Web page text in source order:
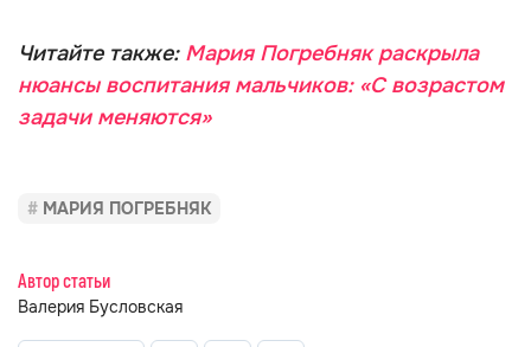
Читайте также: Мария Погребняк раскрыла
нюансы воспитания мальчиков: «С возрастом
задачи меняются»
МАРИЯ ПОГРЕБНЯК
Автор статьи
Валерия Бусловская